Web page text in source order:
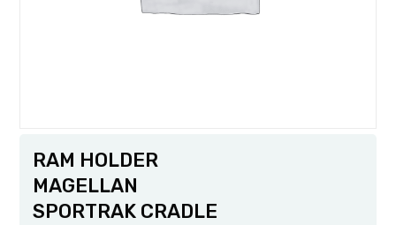
RAM HOLDER
MAGELLAN
SPORTRAK CRADLE